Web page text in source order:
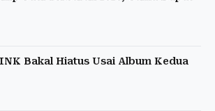
Bakal Hiatus Usai Album Kedua